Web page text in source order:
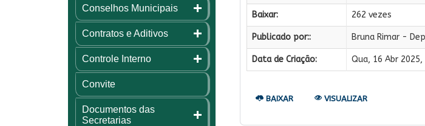
Conselhos Municipais
Contratos e Aditivos
Controle Interno
Convite
Documentos das
Secretarias
Baixar: 262 vezes
Publicado por:: Bruna Rimar -
Data de Criação: Qua, 16 Abr 2025,
BAIXAR VISUALIZAR